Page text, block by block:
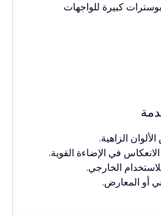
كبيرة للواجهات
الخارجي.
أو المعارض.